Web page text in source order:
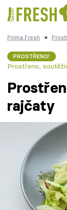
Česká kuchyně
Témata
Recepty
Články
TV
Prima Fresh ■
PROSTŘENO!
Prostřeno,
rajčaty